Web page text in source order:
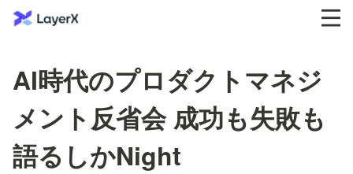
AI時代のプロダクトマネジ
メント反省会 成功も失敗も
語るしかNight